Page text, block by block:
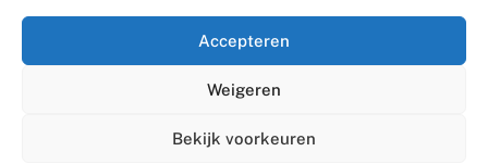
Accepteren
Weigeren
Bekijk voorkeuren